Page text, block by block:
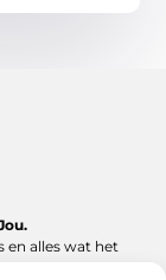
en alles wat het